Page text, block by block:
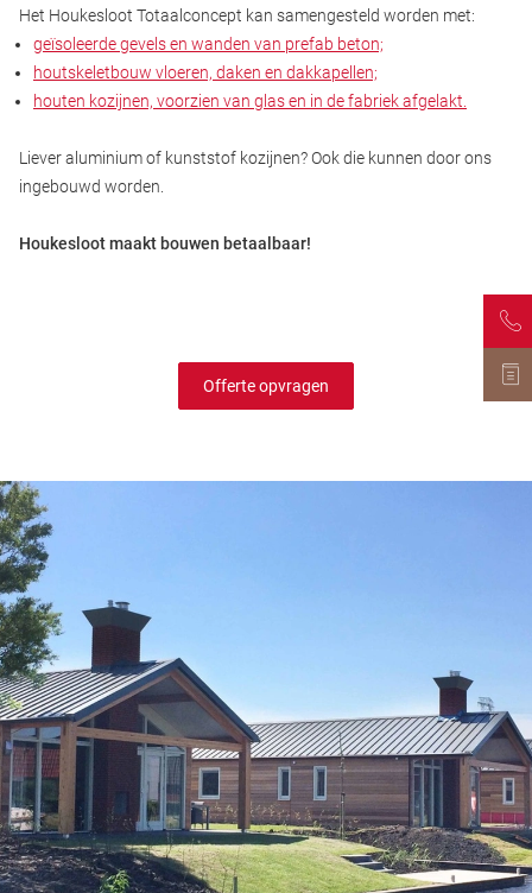
Het Houkesloot Totaalconcept kan samengesteld worden met:
geïsoleerde gevels en wanden van prefab beton;
houtskeletbouw vloeren, daken en dakkapellen;
houten kozijnen, voorzien van glas en in de fabriek afgelakt.
Liever aluminium of kunststof kozijnen? Ook die kunnen door ons
ingebouwd worden.
Houkesloot maakt bouwen betaalbaar!
Offerte opvragen